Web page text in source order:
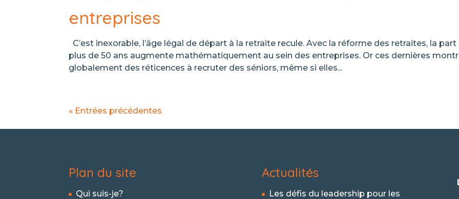
entreprises
C’est inexorable, l’âge légal de départ à la retraite recule. Avec la réforme des retraites, la part
plus de 50 ans augmente mathématiquement au sein des entreprises. Or ces dernières
globalement des réticences à recruter des séniors, même si elles...
« Entrées précédentes
Plan du site
Qui suis-je?
Actualités
Les défis du leadership pour les